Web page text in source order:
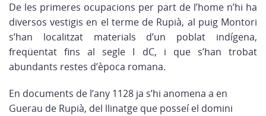
De les primeres ocupacions per part de l’home n’hi ha
diversos vestigis en el terme de Rupià, al puig Montori
s’han localitzat materials d’un poblat indígena,
freqüentat fins al segle I dC, i que s’han trobat
abundants restes d’època romana.
En documents de l’any 1128 ja s’hi anomena a en
Guerau de Rupià, del llinatge que posseí el domini